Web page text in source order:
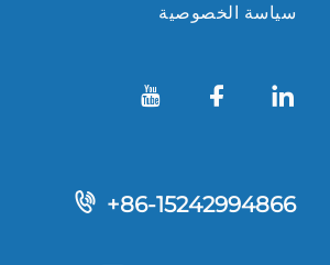
سياسة الخصوصية
+86-15242994866